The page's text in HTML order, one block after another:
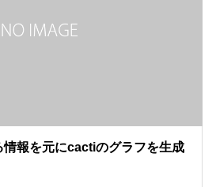
報を元にcactiのグラフを生成